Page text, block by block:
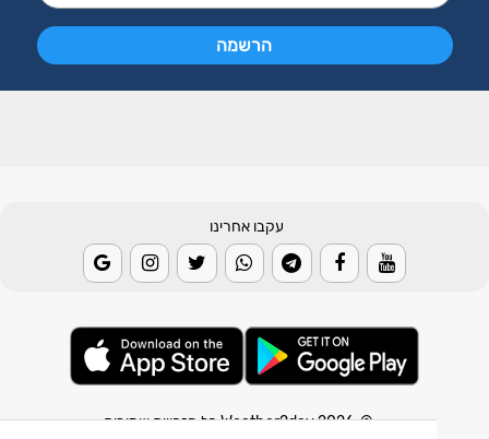
עקבו אחרינו
© 2026 Weather2day כל הזכויות שמורות